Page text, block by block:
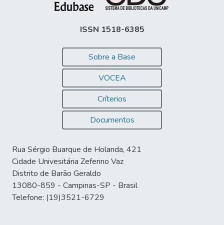
ISSN 1518-6385
Sobre a Base
VOCEA
Críterios
Documentos
Rua Sérgio Buarque de Holanda, 421
Cidade Univesitária Zeferino Vaz
Distrito de Barão Geraldo
13080-859 - Campinas-SP - Brasil
Telefone: (19)3521-6729